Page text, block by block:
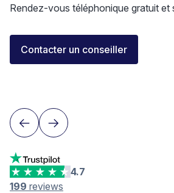
Rendez-vous téléphonique gratuit et
Contacter un conseiller
Florent Buser
Area Sales Director Romandie
4.7
199 reviews